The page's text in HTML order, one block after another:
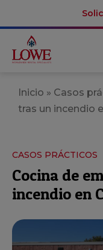
Inicio » Casos
tras un incendio
CASOS PRÁCTICOS
Cocina de
incendio en